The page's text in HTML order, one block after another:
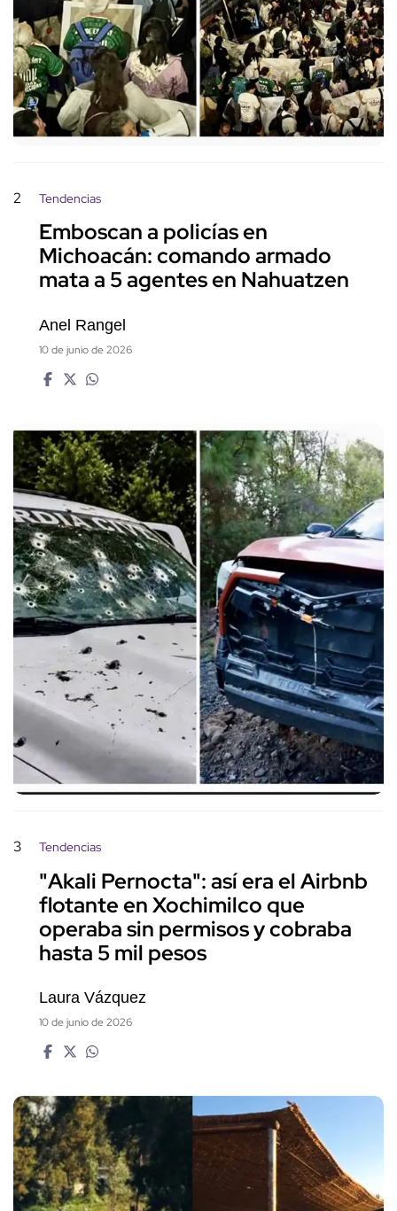
2 Tendencias
Emboscan a policías en
Michoacán: comando armado
mata a 5 agentes en Nahuatzen
Anel Rangel
10 de junio de 2026
3 Tendencias
"Akali Pernocta": así era el Airbnb
flotante en Xochimilco que
operaba sin permisos y cobraba
hasta 5 mil pesos
Laura Vázquez
10 de junio de 2026